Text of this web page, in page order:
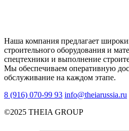
Наша компания предлагает
строительного оборудования и
спецтехники и выполнение
Мы обеспечиваем оперативную
обслуживание на каждом этапе.
8 (916) 070-99 93 info@theiarussia.ru
©2025 THEIA GROUP